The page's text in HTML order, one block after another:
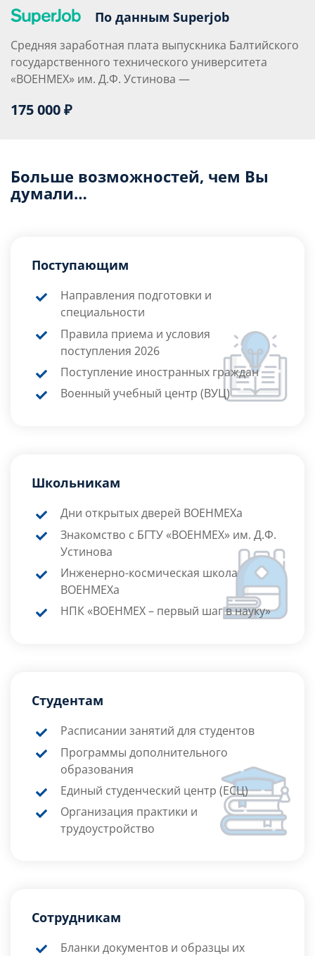
По данным Superjob
Средняя заработная плата выпускника Балтийского
государственного технического университета
«ВОЕНМЕХ» им. Д.Ф. Устинова —
175 000 ₽
Больше возможностей, чем Вы
думали…
Поступающим
Направления подготовки и
специальности
Правила приема и условия
поступления 2026
Поступление иностранных граждан
Военный учебный центр (ВУЦ)
Школьникам
Дни открытых дверей ВОЕНМЕХа
Знакомство с БГТУ «ВОЕНМЕХ» им. Д.Ф.
Устинова
Инженерно-космическая школа
ВОЕНМЕХа
НПК «ВОЕНМЕХ – первый шаг в науку»
Студентам
Расписании занятий для студентов
Программы дополнительного
образования
Единый студенческий центр (ЕСЦ)
Организация практики и
трудоустройство
Сотрудникам
Бланки документов и образцы их